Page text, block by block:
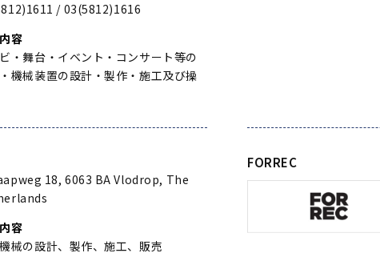
/ 03(5812)1616
容
・舞台・イベント・コンサート等の
機械装置の設計・製作・施工及び操
18, 6063 BA Vlodrop, The
容
械の設計、製作、施工、販売
FORREC